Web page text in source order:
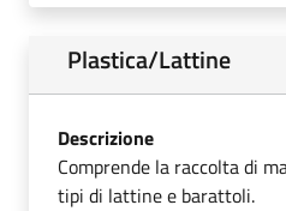
Plastica/Lattine
Descrizione
Comprende la raccolta di
tipi di lattine e barattoli.